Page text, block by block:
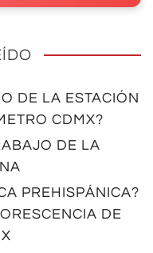
DE LA ESTACIÓN
CDMX?
DE LA
PREHISPÁNICA?
DE